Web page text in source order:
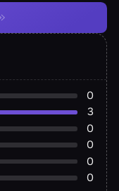
0
3
0
0
0
0